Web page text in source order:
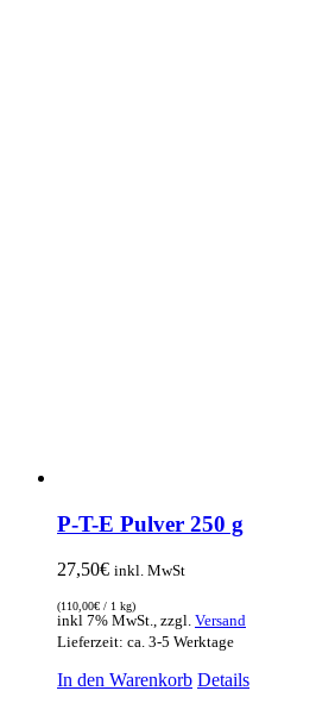
P-T-E Pulver 250 g
27,50€ inkl. MwSt
(110,00€ / 1 kg)
inkl 7% MwSt., zzgl. Versand
Lieferzeit: ca. 3-5 Werktage
In den Warenkorb Details